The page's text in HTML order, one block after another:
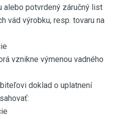
alebo potvrdený záručný list
vád výrobku, resp. tovaru na
vznikne výmenou vadného
doklad o uplatnení